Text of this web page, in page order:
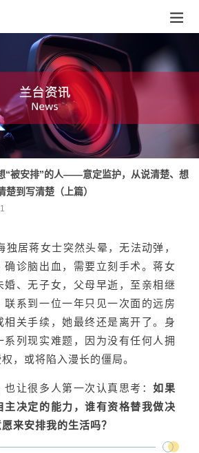
“被安排”的人——意定监护，从说清楚、想
楚到写清楚（上篇）
独居蒋女士突然头晕，无法动弹，
确诊脑出血，需要立刻手术。蒋女
婚、无子女，父母早逝，至亲相继
联系到一位一年只见一次面的远房
相关手续，她最终还是离开了。身
系列现实难题，因为没有任何人拥
，或将陷入漫长的僵局。
也让很多人第一次认真思考：如果
主决定的能力，谁有资格替我做决
来安排我的生活吗？